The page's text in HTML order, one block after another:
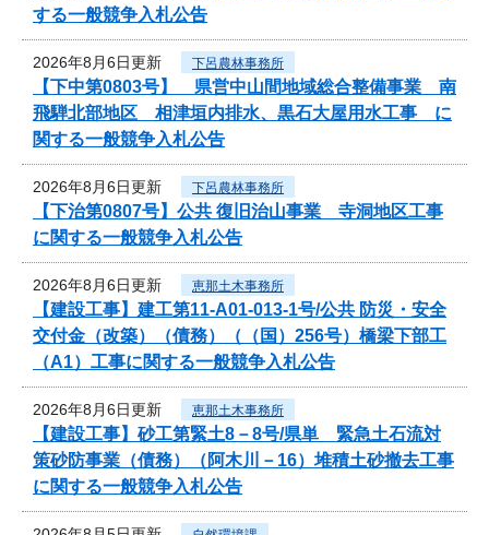
する一般競争入札公告
2026年8月6日更新 下呂農林事務所
【下中第0803号】 県営中山間地域総合整備事業 南
飛騨北部地区 相津垣内排水、黒石大屋用水工事 に
関する一般競争入札公告
2026年8月6日更新 下呂農林事務所
【下治第0807号】公共 復旧治山事業 寺洞地区工事
に関する一般競争入札公告
2026年8月6日更新 恵那土木事務所
【建設工事】建工第11-A01-013-1号/公共 防災・安全
交付金（改築）（債務）（（国）256号）橋梁下部工
（A1）工事に関する一般競争入札公告
2026年8月6日更新 恵那土木事務所
【建設工事】砂工第緊土8－8号/県単 緊急土石流対
策砂防事業（債務）（阿木川－16）堆積土砂撤去工事
に関する一般競争入札公告